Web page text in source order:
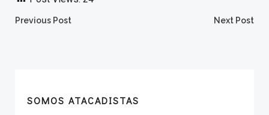
Post
Previous Post Next Post
SOMOS ATACADISTAS